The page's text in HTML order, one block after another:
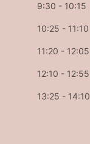
9:30 - 10:15
10:25 - 11:10
11:20 - 12:05
12:10 - 12:55
13:25 - 14:10